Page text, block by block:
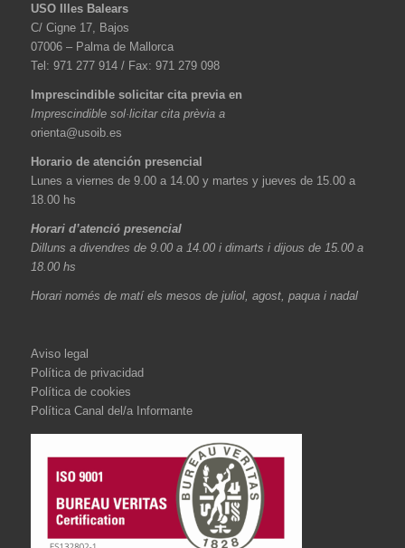
USO Illes Balears
C/ Cigne 17, Bajos
07006 – Palma de Mallorca
Tel: 971 277 914 / Fax: 971 279 098
Imprescindible solicitar cita previa en
Imprescindible sol·licitar cita prèvia a
orienta@usoib.es
Horario de atención presencial
Lunes a viernes de 9.00 a 14.00 y martes y jueves de 15.00 a
18.00 hs
Horari d’atenció presencial
Dilluns a divendres de 9.00 a 14.00 i dimarts i dijous de 15.00 a
18.00 hs
Horari només de matí els mesos de juliol, agost, paqua i nadal
Aviso legal
Política de privacidad
Política de cookies
Política Canal del/a Informante